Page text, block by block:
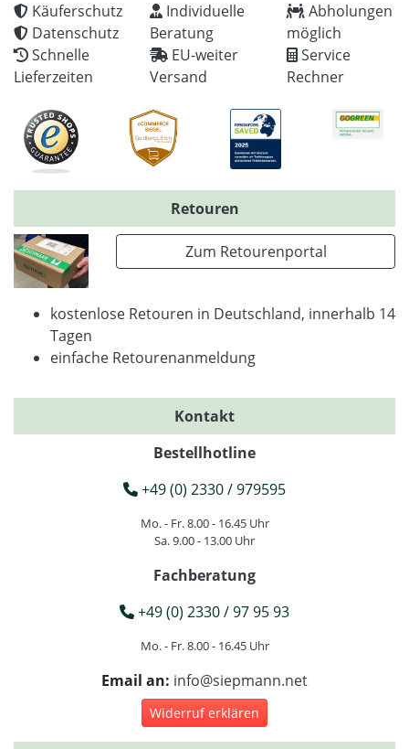
Käuferschutz
Datenschutz
Schnelle
Lieferzeiten
Individuelle
Beratung
EU-weiter
Versand
Abholungen
möglich
Service
Rechner
Retouren
Zum Retourenportal
kostenlose Retouren in Deutschland, innerhalb 14
Tagen
einfache Retourenanmeldung
Kontakt
Bestellhotline
+49 (0) 2330 / 979595
Mo. - Fr. 8.00 - 16.45 Uhr
Sa. 9.00 - 13.00 Uhr
Fachberatung
+49 (0) 2330 / 97 95 93
Mo. - Fr. 8.00 - 16.45 Uhr
Email an: info@siepmann.net
Widerruf erklären